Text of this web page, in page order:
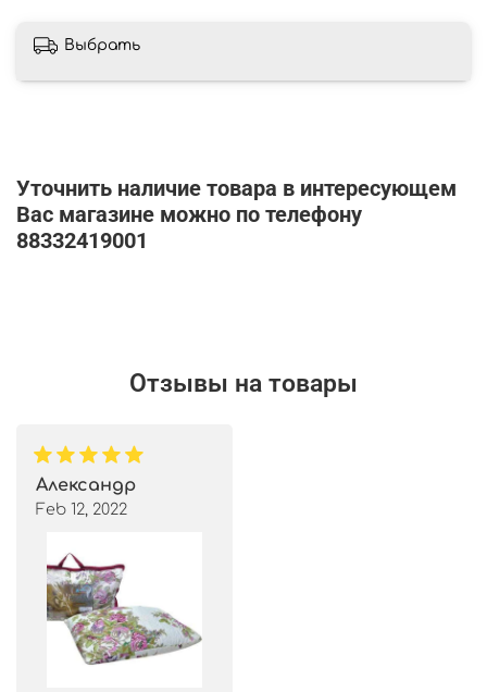
Выбрать
Уточнить наличие товара в интересующем
Вас магазине можно по телефону
88332419001
Отзывы на товары
Александр
Feb 12, 2022